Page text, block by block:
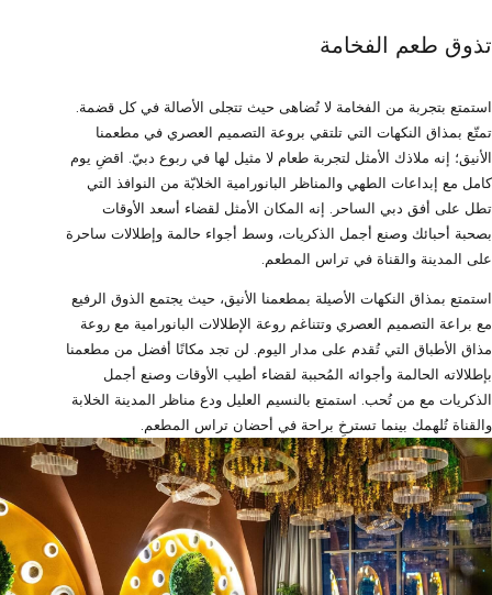
تذوق طعم الفخامة
استمتع بتجربة من الفخامة لا تُضاهى حيث تتجلى الأصالة في كل قضمة.
تمتّع بمذاق النكهات التي تلتقي بروعة التصميم العصري في مطعمنا
الأنيق؛ إنه ملاذك الأمثل لتجربة طعام لا مثيل لها في ربوع دبيّ. اقضِ يوم
كامل مع إبداعات الطهي والمناظر البانورامية الخلابّة من النوافذ التي
تطل على أفق دبي الساحر. إنه المكان الأمثل لقضاء أسعد الأوقات
بصحبة أحبائك وصنع أجمل الذكريات، وسط أجواء حالمة وإطلالات ساحرة
على المدينة والقناة في تراس المطعم.
استمتع بمذاق النكهات الأصيلة بمطعمنا الأنيق، حيث يجتمع الذوق الرفيع
مع براعة التصميم العصري وتتناغم روعة الإطلالات البانورامية مع روعة
مذاق الأطباق التي تُقدم على مدار اليوم. لن تجد مكانًا أفضل من مطعمنا
بإطلالاته الحالمة وأجوائه المُحببة لقضاء أطيب الأوقات وصنع أجمل
الذكريات مع من تُحب. استمتع بالنسيم العليل ودع مناظر المدينة الخلابة
والقناة تُلهمك بينما تسترخِ براحة في أحضان تراس المطعم.